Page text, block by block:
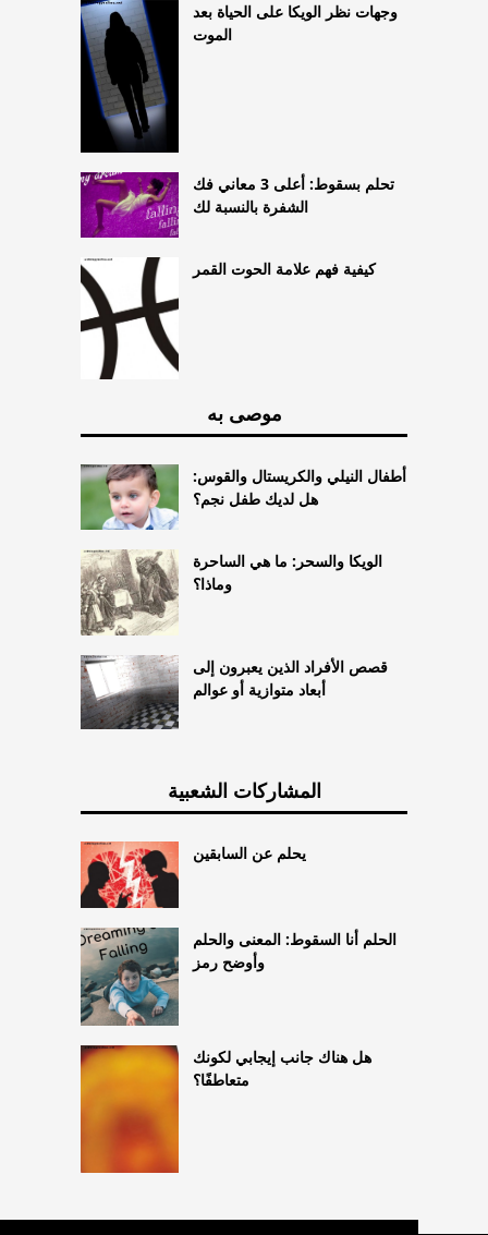
وجهات نظر الويكا على الحياة بعد
الموت
تحلم بسقوط: أعلى 3 معاني فك
الشفرة بالنسبة لك
كيفية فهم علامة الحوت القمر
موصى به
أطفال النيلي والكريستال والقوس:
هل لديك طفل نجم؟
الويكا والسحر: ما هي الساحرة
وماذا؟
قصص الأفراد الذين يعبرون إلى
أبعاد متوازية أو عوالم
المشاركات الشعبية
يحلم عن السابقين
الحلم أنا السقوط: المعنى والحلم
وأوضح رمز
هل هناك جانب إيجابي لكونك
متعاطفًا؟